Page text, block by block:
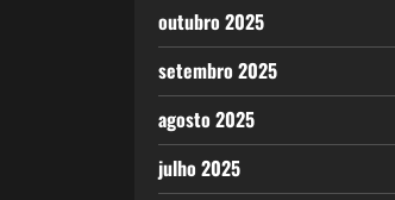
outubro 2025
setembro 2025
agosto 2025
julho 2025